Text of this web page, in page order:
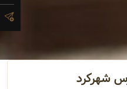
شهرکرد